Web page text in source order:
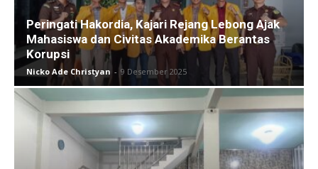
Peringati Hakordia, Kajari Rejang Lebong Ajak
Mahasiswa dan Civitas Akademika Berantas
Korupsi
Nicko Ade Christyan - 9 Desember 2025